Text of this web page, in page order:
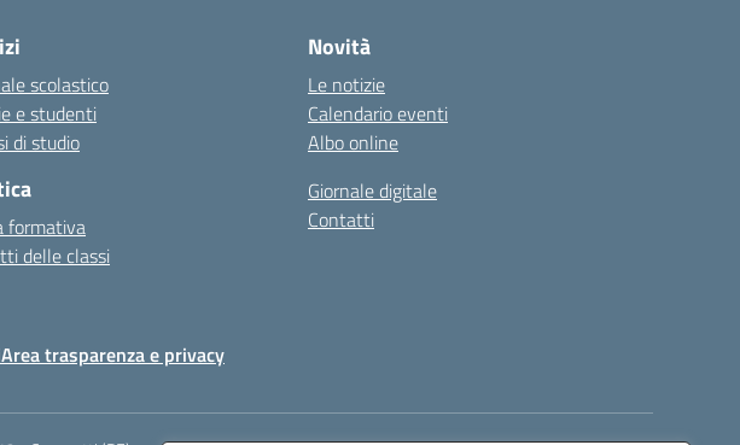
scolastico
e studenti
di studio
formativa
delle classi
Novità
Le notizie
Calendario eventi
Albo online
Giornale digitale
Contatti
Area trasparenza e privacy